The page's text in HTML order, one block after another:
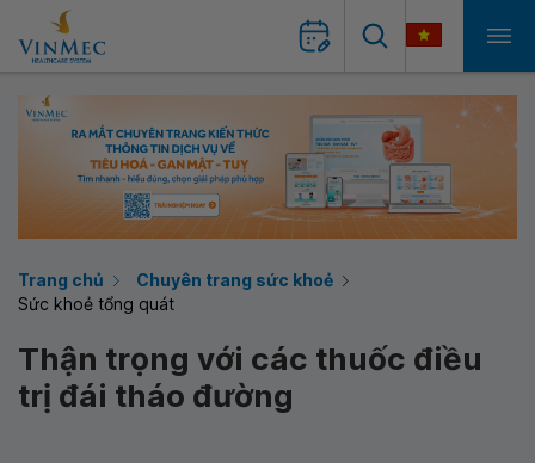
Trang chủ
Chuyên trang sức khoẻ
Sức khoẻ tổng quát
Thận trọng với các thuốc điều
trị đái tháo đường